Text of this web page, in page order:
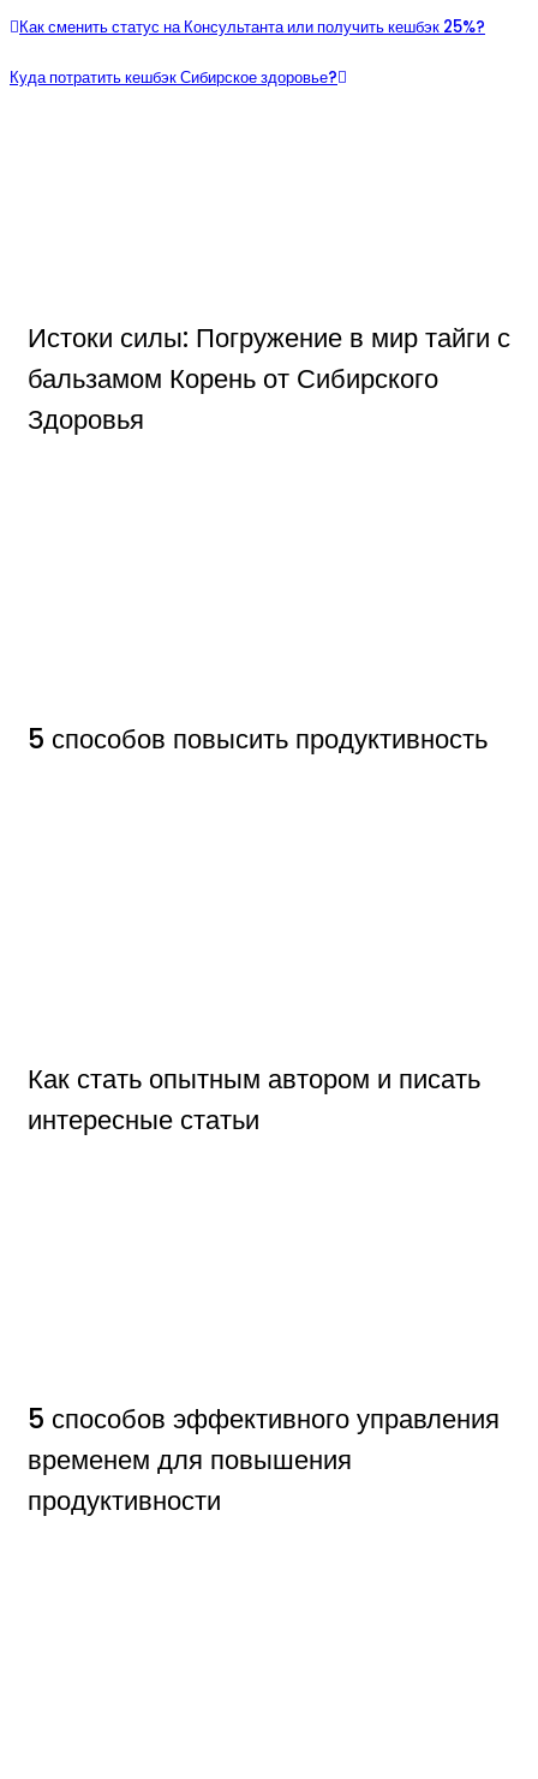
Как сменить статус на Консультанта или получить кешбэк 25%?
Куда потратить кешбэк Сибирское здоровье?
Истоки силы: Погружение в мир тайги с
бальзамом Корень от Сибирского
Здоровья
5 способов повысить продуктивность
Как стать опытным автором и писать
интересные статьи
5 способов эффективного управления
временем для повышения
продуктивности